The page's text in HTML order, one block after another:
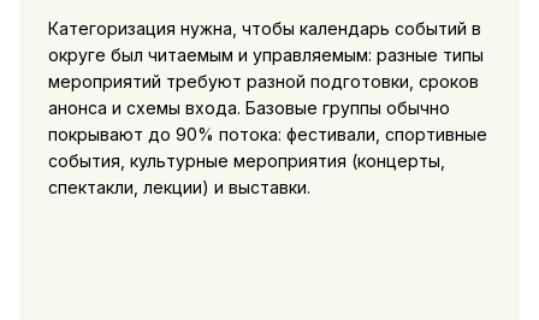
Категоризация нужна, чтобы календарь событий в
округе был читаемым и управляемым: разные типы
мероприятий требуют разной подготовки, сроков
анонса и схемы входа. Базовые группы обычно
покрывают до 90% потока: фестивали, спортивные
события, культурные мероприятия (концерты,
спектакли, лекции) и выставки.